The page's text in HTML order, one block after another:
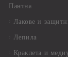
Пантна
Лакове и
Лепила
Краклета и